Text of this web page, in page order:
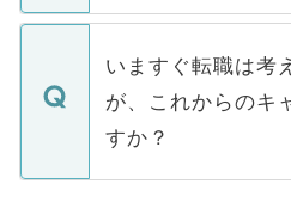
関を公にしてしまう
に、医療機関が求め
みを人材紹介会社に
ています。
定を承諾する必要は
の辞退の連絡はキャ
ますので、ご安心く
個人情報が漏えいす
で、ご安心ください
などで収集したご登
ご本人のキャリアア
支援を目的に使用い
ているすべての個人
いますぐ転職は考
が、これからのキ
すか？